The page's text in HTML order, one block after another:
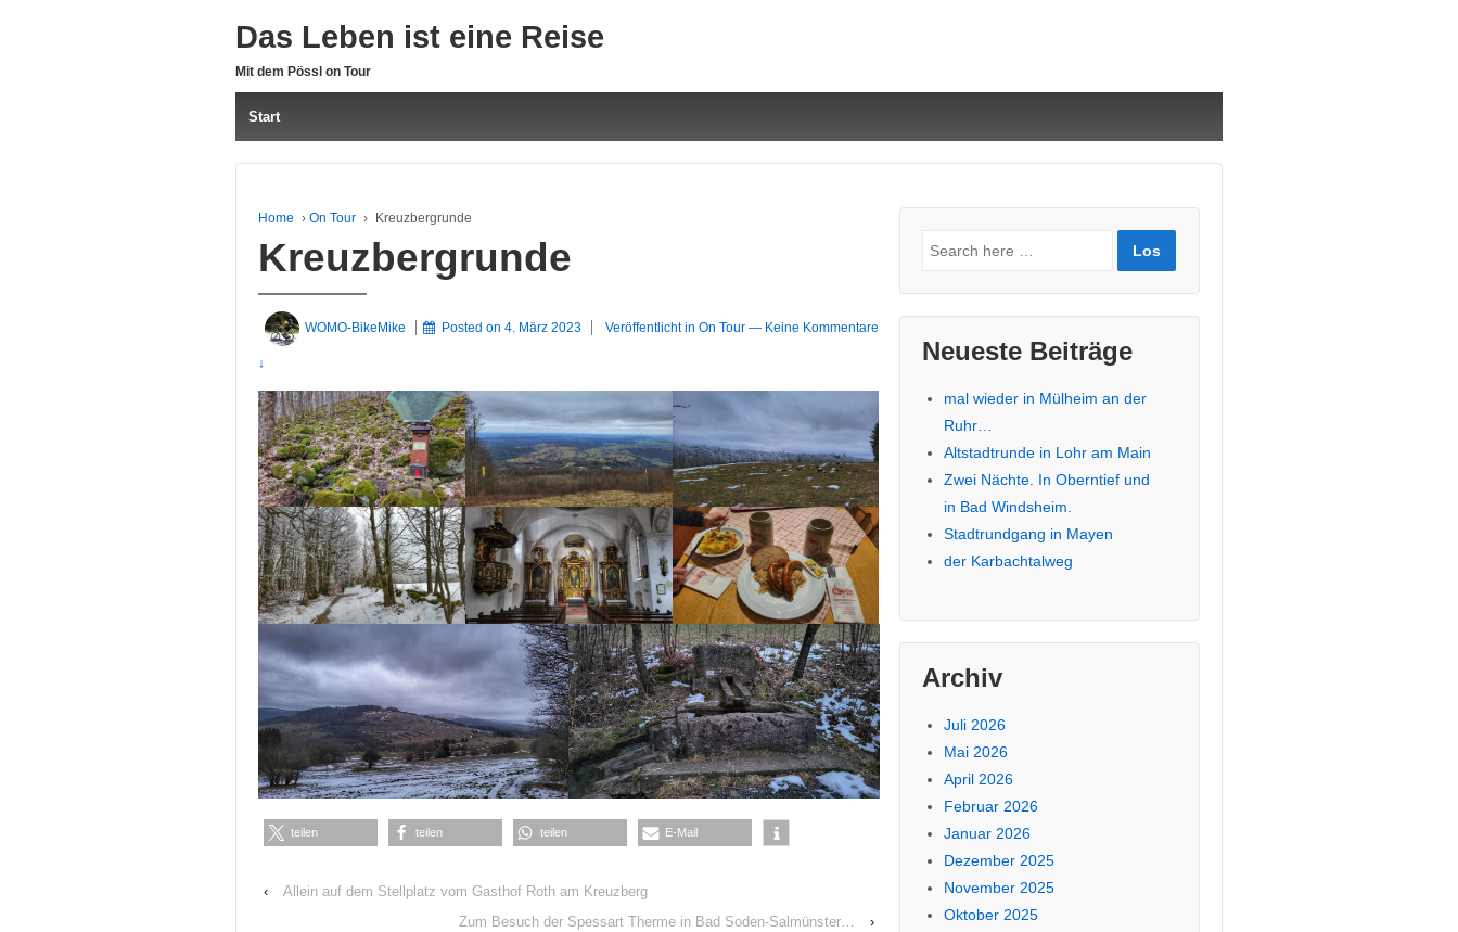
Das Leben ist eine Reise
Mit dem Pössl on Tour
Start
Home › On Tour › Kreuzbergrunde
Kreuzbergrunde
WOMO-BikeMike Posted on4. März 2023 Veröffentlicht inOn Tour — Keine Kommentare
↓
teilen teilen teilen E-Mail
‹
Allein auf dem Stellplatz vom Gasthof Roth am Kreuzberg
Zum Besuch der Spessart Therme in Bad Soden-Salmünster…
›
Suche
Neueste Beiträge
mal wieder in Mülheim an der
Ruhr…
Altstadtrunde in Lohr am Main
Zwei Nächte. In Oberntief und
in Bad Windsheim.
Stadtrundgang in Mayen
der Karbachtalweg
Archiv
Juli 2026
Mai 2026
April 2026
Februar 2026
Januar 2026
Dezember 2025
November 2025
Oktober 2025